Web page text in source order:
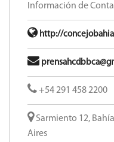
Información de
http://
+54 291 458 2200
Sarmiento 12,
Aires